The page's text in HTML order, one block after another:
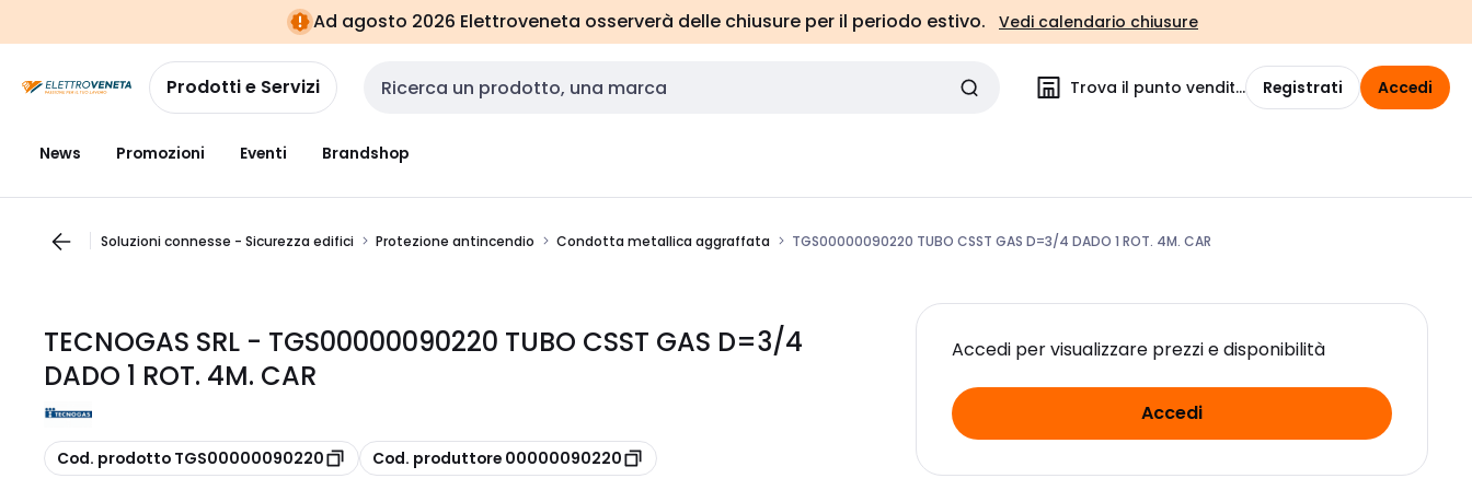
navigazionealla
pagina
Ad agosto 2026 Elettroveneta osserverà delle chiusure per il periodo estivo. Vedi calendario chiusure
Prodotti e Servizi Cerca input Trova il punto vendita Registrati Accedi
News Promozioni Eventi Brandshop
Soluzioni connesse - Sicurezza edifici Protezione antincendio Condotta metallica aggraffata TGS00000090220 TUBO CSST GAS D=3/4 DADO 1 ROT. 4M. CAR
TECNOGAS SRL - TGS00000090220 TUBO CSST GAS D=3/4
DADO 1 ROT. 4M. CAR
copia
Cod. prodotto TGS00000090220 copia
Cod. produttore 00000090220
Accedi per visualizzare prezzi e disponibilità
Accedi